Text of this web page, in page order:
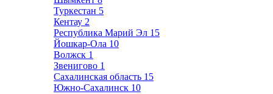
Туркестан 5
Кентау 2
Республика Марий Эл 15
Йошкар-Ола 10
Волжск 1
Звенигово 1
Сахалинская область 15
Южно-Сахалинск 10